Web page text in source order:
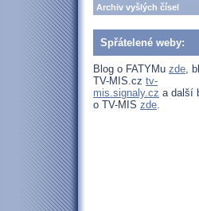
Archiv vyšlých čísel
Spřátelené weby:
Blog o FATYMu zde,
TV-MIS.cz tv-
mis.signaly.cz a další
o TV-MIS zde.